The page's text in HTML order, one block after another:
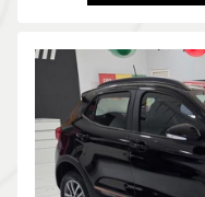
Compartilhe